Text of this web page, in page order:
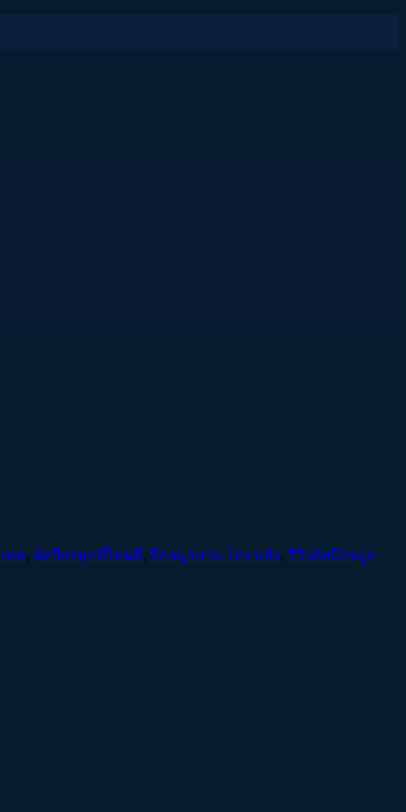
ทพ, ตัดปีกจมูกที่ไหนดี, ปีกจมูกบาน โหงวเฮ้ง, รีวิวตัดปีกจมูก